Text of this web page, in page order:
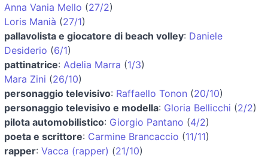
Anna Vania Mello (27/2)
Loris Manià (27/1)
pallavolista e giocatore di beach volley: Daniele
Desiderio (6/1)
pattinatrice: Adelia Marra (1/3)
Mara Zini (26/10)
personaggio televisivo: Raffaello Tonon (20/10)
personaggio televisivo e modella: Gloria Bellicchi (2/2)
pilota automobilistico: Giorgio Pantano (4/2)
poeta e scrittore: Carmine Brancaccio (11/11)
rapper: Vacca (rapper) (21/10)